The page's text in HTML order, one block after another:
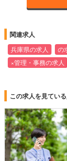
関連求人
兵庫県の求人 の
×管理・事務の求人
この求人を見てい